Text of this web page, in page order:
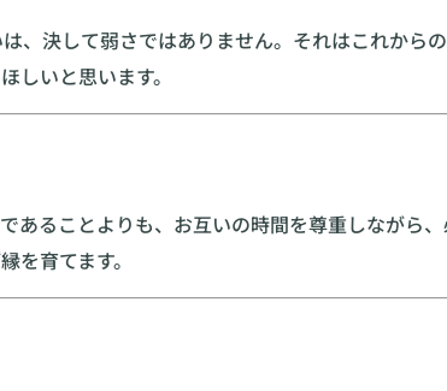
、決して弱さではありません。それはこれから
しいと思います。
あることよりも、お互いの時間を尊重しながら
を育てます。